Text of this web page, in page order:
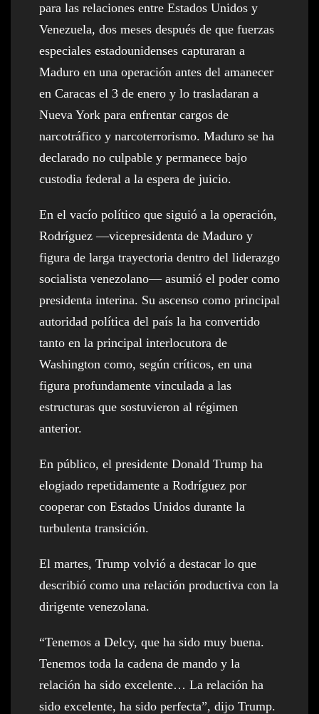
para las relaciones entre Estados Unidos y
Venezuela, dos meses después de que fuerzas
especiales estadounidenses capturaran a
Maduro en una operación antes del amanecer
en Caracas el 3 de enero y lo trasladaran a
Nueva York para enfrentar cargos de
narcotráfico y narcoterrorismo. Maduro se ha
declarado no culpable y permanece bajo
custodia federal a la espera de juicio.
En el vacío político que siguió a la operación,
Rodríguez —vicepresidenta de Maduro y
figura de larga trayectoria dentro del liderazgo
socialista venezolano— asumió el poder como
presidenta interina. Su ascenso como principal
autoridad política del país la ha convertido
tanto en la principal interlocutora de
Washington como, según críticos, en una
figura profundamente vinculada a las
estructuras que sostuvieron al régimen
anterior.
En público, el presidente Donald Trump ha
elogiado repetidamente a Rodríguez por
cooperar con Estados Unidos durante la
turbulenta transición.
El martes, Trump volvió a destacar lo que
describió como una relación productiva con la
dirigente venezolana.
“Tenemos a Delcy, que ha sido muy buena.
Tenemos toda la cadena de mando y la
relación ha sido excelente… La relación ha
sido excelente, ha sido perfecta”, dijo Trump.